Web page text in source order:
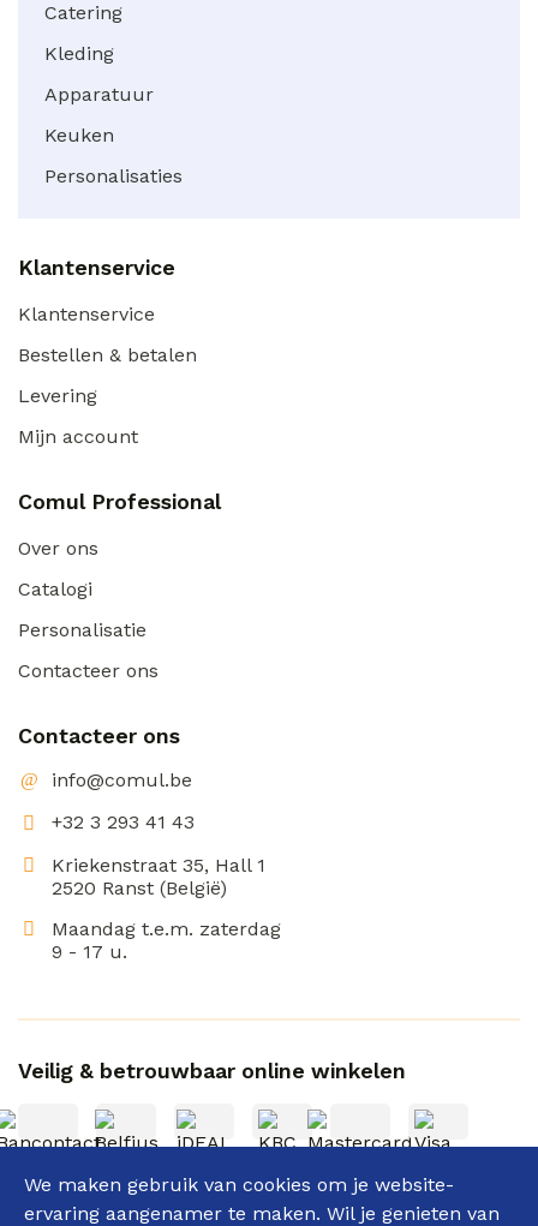
Catering
Kleding
Apparatuur
Keuken
Personalisaties
Klantenservice
Klantenservice
Bestellen & betalen
Levering
Mijn account
Comul Professional
Over ons
Catalogi
Personalisatie
Contacteer ons
Contacteer ons
info@comul.be
+32 3 293 41 43
Kriekenstraat 35, Hall 1
2520 Ranst (België)
Maandag t.e.m. zaterdag
9 - 17 u.
Veilig & betrouwbaar online winkelen
We maken gebruik van cookies om je website-
ervaring aangenamer te maken. Wil je genieten van